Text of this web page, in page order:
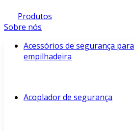
Produtos
Sobre nós
Acessórios de segurança para
empilhadeira
Acoplador de segurança